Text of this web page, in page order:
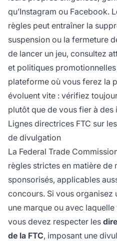
qu’Instagram ou Facebook.
règles peut entraîner la
suspension ou la fermeture
de lancer un jeu, consultez
et politiques
plateforme où vous ferez la
évoluent vite : vérifiez
plutôt que de vous fier à
Lignes directrices FTC sur
de divulgation
La Federal Trade
règles strictes en matière de
sponsorisés, applicables
concours. Si vous organisez
une marque ou avec
vous devez respecter les
de la FTC, imposant une